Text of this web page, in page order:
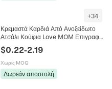
+34
Κρεμαστά Καρδιά Από Ανοξείδωτο
Ατσάλι Κούφια Love MOM Επιγραφή
Στρας Γυαλισμένο Για DIY Κολιέ
Κοσμήματα
$0.22-2.19
Χωρίς MOQ
Δωρεάν αποστολή